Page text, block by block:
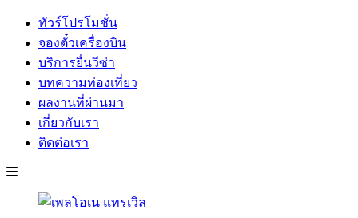
ทัวร์โปรโมชั่น
จองตั๋วเครื่องบิน
บริการยื่นวีซ่า
บทความท่องเที่ยว
ผลงานที่ผ่านมา
เกี่ยวกับเรา
ติดต่อเรา